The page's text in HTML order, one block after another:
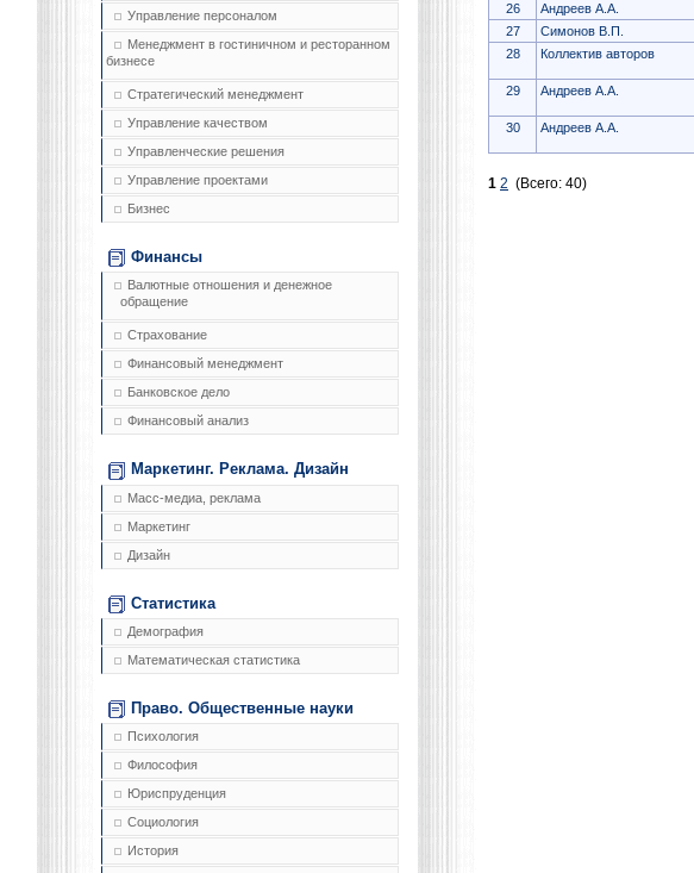
Управление персоналом
Менеджмент в гостиничном и ресторанном
бизнесе
Стратегический менеджмент
Управление качеством
Управленческие решения
Управление проектами
Бизнес
Финансы
Валютные отношения и денежное
обращение
Страхование
Финансовый менеджмент
Банковское дело
Финансовый анализ
Маркетинг. Реклама. Дизайн
Масс-медиа, реклама
Маркетинг
Дизайн
Статистика
Демография
Математическая статистика
Право. Общественные науки
Психология
Философия
Юриспруденция
Социология
История
26
Андреев А.А.
27
Симонов В.П.
28
Коллектив авторов
29
Андреев А.А.
30
Андреев А.А.
1 2 (Всего: 40)